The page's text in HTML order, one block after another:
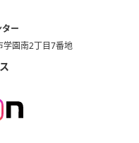
ー
園南2丁目7番地